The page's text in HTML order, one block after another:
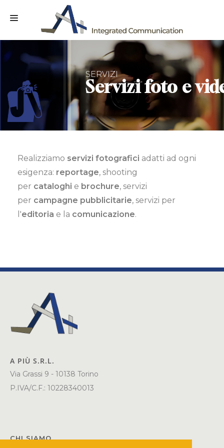
CHI SIAMO
SERVIZI
CLIENTI
CONTATTI
SERVIZI
Servizi foto e
Realizziamo servizi fotografici adatti ad ogni
esigenza: reportage, shooting
per cataloghi e brochure, servizi
per campagne pubblicitarie, servizi per
l'editoria e la comunicazione.
A PIÙ S.R.L.
Via Grassi 9 - 10138 Torino
P.IVA/C.F.: 10228340013
CHI SIAMO